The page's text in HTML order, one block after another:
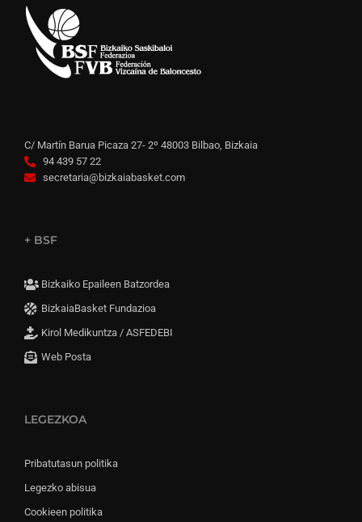
C/ Martín Barua Picaza 27- 2º 48003 Bilbao, Bizkaia
94 439 57 22
secretaria@bizkaiabasket.com
+ BSF
Bizkaiko Epaileen Batzordea
BizkaiaBasket Fundazioa
Kirol Medikuntza / ASFEDEBI
Web Posta
LEGEZKOA
Pribatutasun politika
Legezko abisua
Cookieen politika